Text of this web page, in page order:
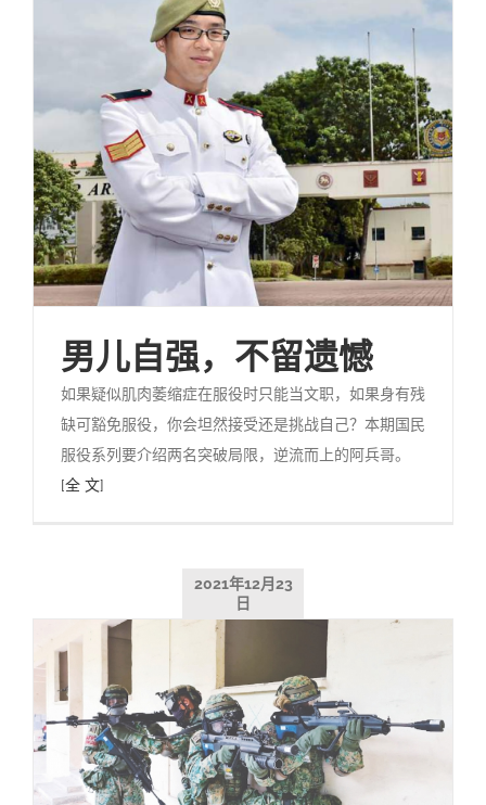
男儿自强，不留遗憾
如果疑似肌肉萎缩症在服役时只能当文职，如果身有残
缺可豁免服役，你会坦然接受还是挑战自己？本期国民
服役系列要介绍两名突破局限，逆流而上的阿兵哥。
[全 文]
2021年12月23
日